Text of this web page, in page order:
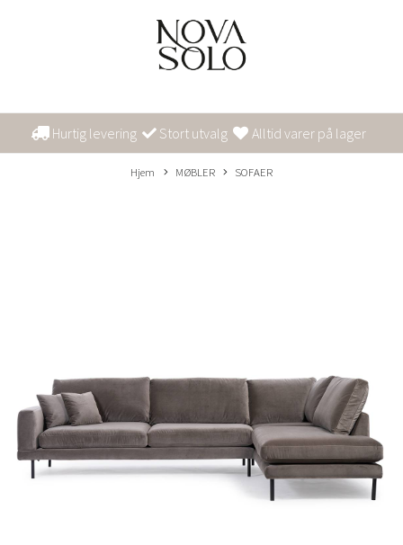
Hurtig levering Stort utvalg Alltid varer på lager
Hjem MØBLER SOFAER